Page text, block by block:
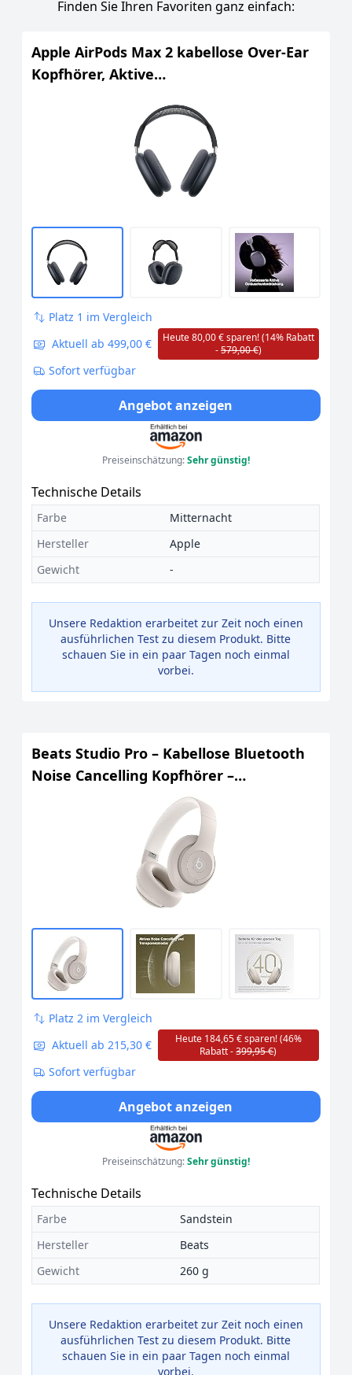
Finden Sie Ihren Favoriten ganz einfach:
Apple AirPods Max 2 kabellose Over-Ear
Kopfhörer, Aktive
Audio, Personalisiertes 3D Audio, Live
Übersetzung – Mitternacht ​​​​​​​
Platz 1 im Vergleich
Aktuell ab 499,00 €
Heute 80,00 € sparen! (14% Rabatt
-579,00 €)
Sofort verfügbar
Angebot anzeigen
Preiseinschätzung:Sehr günstig!
Technische Details
Farbe
Mitternacht
Hersteller
Apple
Gewicht
-
Unsere Redaktion erarbeitet zur Zeit noch einen
ausführlichen Test zu diesem Produkt. Bitte
schauen Sie in ein paar Tagen noch einmal
vorbei.
Beats Studio Pro – Kabellose Bluetooth
Noise Cancelling Kopfhörer –
Personalisiertes 3D Audio, USB-C
verlustfreies Audio, Apple & Android
Kompatibilität, Bis zu 40 Stunden
Wiedergabezeit - Sandstein
Platz 2 im Vergleich
Aktuell ab 215,30 €
Heute 184,65 € sparen! (46%
Rabatt -399,95 €)
Sofort verfügbar
Angebot anzeigen
Preiseinschätzung:Sehr günstig!
Technische Details
Farbe
Sandstein
Hersteller
Beats
Gewicht
260 g
Unsere Redaktion erarbeitet zur Zeit noch einen
ausführlichen Test zu diesem Produkt. Bitte
schauen Sie in ein paar Tagen noch einmal
vorbei.